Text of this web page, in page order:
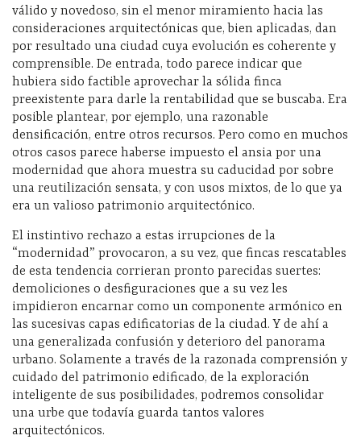
válido y novedoso, sin el menor miramiento hacia las
consideraciones arquitectónicas que, bien aplicadas, dan
por resultado una ciudad cuya evolución es coherente y
comprensible. De entrada, todo parece indicar que
hubiera sido factible aprovechar la sólida finca
preexistente para darle la rentabilidad que se buscaba. Era
posible plantear, por ejemplo, una razonable
densificación, entre otros recursos. Pero como en muchos
otros casos parece haberse impuesto el ansia por una
modernidad que ahora muestra su caducidad por sobre
una reutilización sensata, y con usos mixtos, de lo que ya
era un valioso patrimonio arquitectónico.
El instintivo rechazo a estas irrupciones de la
“modernidad” provocaron, a su vez, que fincas rescatables
de esta tendencia corrieran pronto parecidas suertes:
demoliciones o desfiguraciones que a su vez les
impidieron encarnar como un componente armónico en
las sucesivas capas edificatorias de la ciudad. Y de ahí a
una generalizada confusión y deterioro del panorama
urbano. Solamente a través de la razonada comprensión y
cuidado del patrimonio edificado, de la exploración
inteligente de sus posibilidades, podremos consolidar
una urbe que todavía guarda tantos valores
arquitectónicos.